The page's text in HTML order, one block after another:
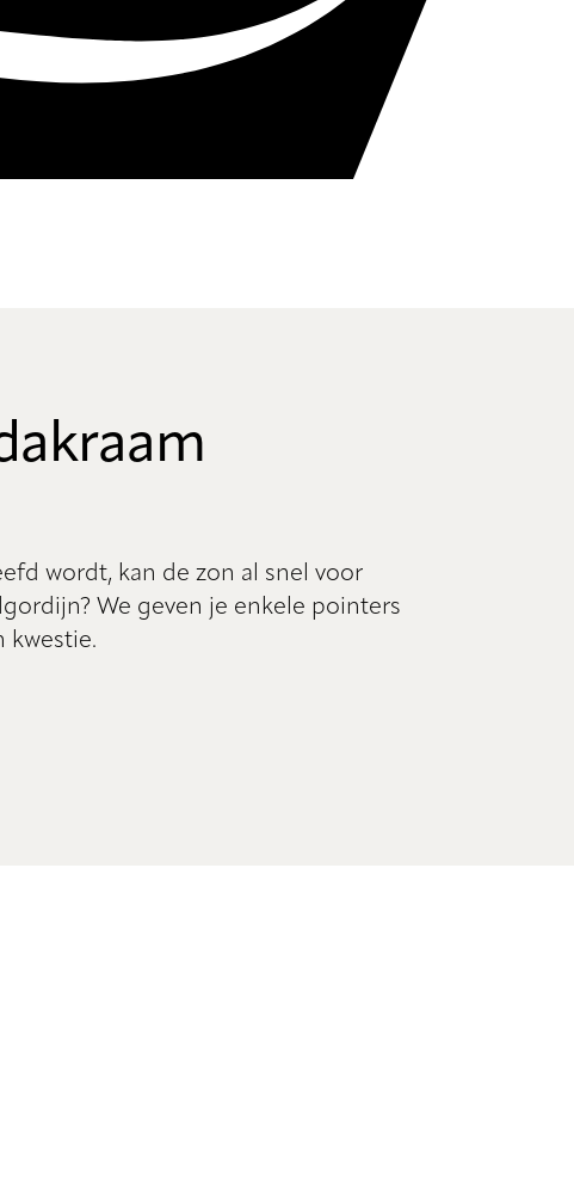
wordt, kan de zon al snel voor
We geven je enkele pointers
kwestie.